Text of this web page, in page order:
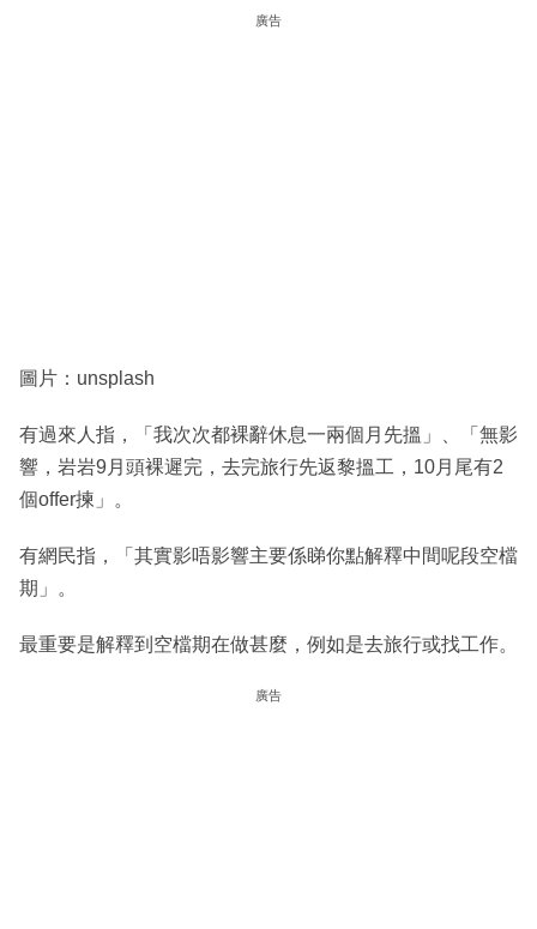
廣告
圖片：unsplash
有過來人指，「我次次都裸辭休息一兩個月先搵」、「無影
響，岩岩9月頭裸遲完，去完旅行先返黎搵工，10月尾有2
個offer揀」。
有網民指，「其實影唔影響主要係睇你點解釋中間呢段空檔
期」。
最重要是解釋到空檔期在做甚麼，例如是去旅行或找工作。
廣告